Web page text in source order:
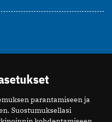
parantamiseen ja
Suostumuksellasi